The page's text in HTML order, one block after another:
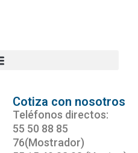
Cotiza con nosotros
Teléfonos directos:
55 50 88 85
76(Mostrador)